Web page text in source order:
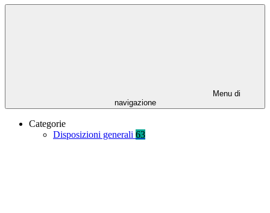
Menu di
navigazione
Categorie
Disposizioni generali 63